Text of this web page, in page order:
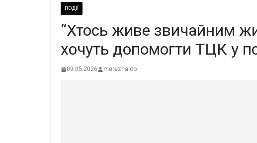
ПОДІЇ
“Хтось живе звичайним
хочуть допомогти ТЦК у
09.05.2026 merezha.co